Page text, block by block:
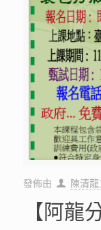
發佈由 陳清
【阿龍